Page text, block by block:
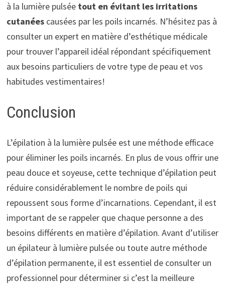
à la lumière pulséetout en évitant les irritations
cutanéescausées par les poils incarnés. N’hésitez pas à
consulter un expert en matière d’esthétique médicale
pour trouver l’appareil idéal répondant spécifiquement
aux besoins particuliers de votre type de peau et vos
habitudes vestimentaires!
Conclusion
L’épilation à la lumière pulsée est une méthode efficace
pour éliminer les poils incarnés. En plus de vous offrir une
peau douce et soyeuse, cette technique d’épilation peut
réduire considérablement le nombre de poils qui
repoussent sous forme d’incarnations. Cependant, il est
important de se rappeler que chaque personne a des
besoins différents en matière d’épilation. Avant d’utiliser
un épilateur à lumière pulsée ou toute autre méthode
d’épilation permanente, il est essentiel de consulter un
professionnel pour déterminer si c’est la meilleure